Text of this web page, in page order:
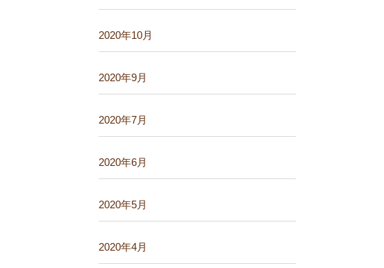
2020年10月
2020年9月
2020年7月
2020年6月
2020年5月
2020年4月